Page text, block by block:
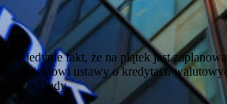
jedynie fakt, że na piątek jest
projektowi ustawy o kredytach
Dudy.